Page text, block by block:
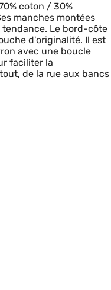
coton / 30%
manches montées
Le bord-côte
d'originalité. Il est
avec une boucle
faciliter la
de la rue aux bancs